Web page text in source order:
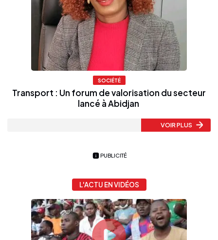
SOCIÉTÉ
Transport : Un forum de valorisation du secteur
lancé à Abidjan
VOIR PLUS
PUBLICITÉ
L'ACTU EN VIDÉOS